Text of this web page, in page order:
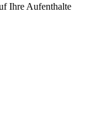
Ihre Aufenthalte